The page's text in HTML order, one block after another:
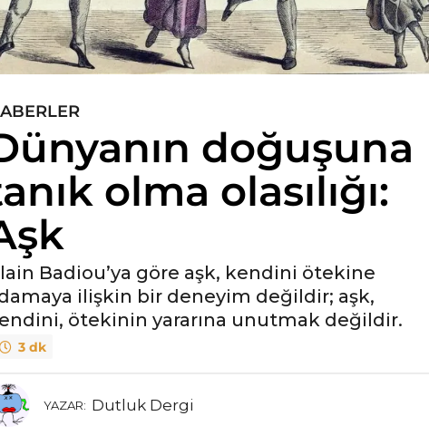
doğuşuna
olma olasılığı:
Badiou’ya göre aşk, kendini ötekine
ilişkin bir deneyim değildir; aşk,
ötekinin yararına unutmak değildir.
3 dk
YAZAR: Dutluk Dergi